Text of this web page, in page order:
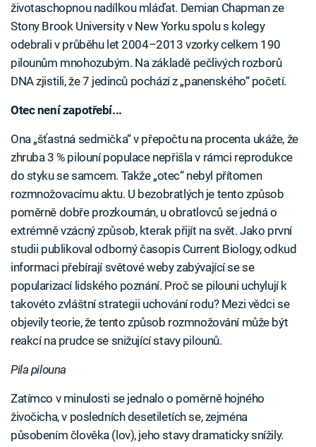
životaschopnou nadílkou mláďat. Demian Chapman ze
Stony Brook University v New Yorku spolu s kolegy
odebrali v průběhu let 2004–2013 vzorky celkem 190
pilounům mnohozubým. Na základě pečlivých rozborů
DNA zjistili, že 7 jedinců pochází z „panenského“ početí.
Otec není zapotřebí...
Ona „šťastná sedmička“ v přepočtu na procenta ukáže, že
zhruba 3 % pilouní populace nepřišla v rámci reprodukce
do styku se samcem. Takže „otec“ nebyl přítomen
rozmnožovacímu aktu. U bezobratlých je tento způsob
poměrně dobře prozkoumán, u obratlovců se jedná o
extrémně vzácný způsob, kterak přijít na svět. Jako první
studii publikoval odborný časopis Current Biology, odkud
informaci přebírají světové weby zabývající se se
popularizací lidského poznání. Proč se pilouni uchylují k
takovéto zvláštní strategii uchování rodu? Mezi vědci se
objevily teorie, že tento způsob rozmnožování může být
reakcí na prudce se snižující stavy pilounů.
Pila pilouna
Zatímco v minulosti se jednalo o poměrně hojného
živočicha, v posledních desetiletích se, zejména
působením člověka (lov), jeho stavy dramaticky snížily.